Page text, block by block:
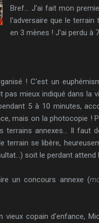
Bref... J'ai fait mon
l'adversaire que le
en 3 mènes ! J'ai perdu à 7
! C'est un
pas mieux indiqué dans la
5 à 10 minutes,
mais on la photocopie !
terrains annexes... Il faut
terrain se libère,
soit le perdant attend
un concours annexe (
vieux copain d'enfance,